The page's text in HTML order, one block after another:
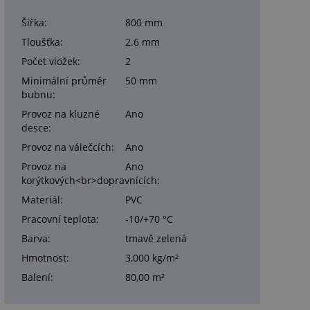
Šířka:
800 mm
Tloušťka:
2.6 mm
Počet vložek:
2
Minimální průměr
bubnu:
50 mm
Provoz na kluzné
desce:
Ano
Provoz na válečcích:
Ano
Provoz na
korýtkových<br>dopravnících:
Ano
Materiál:
PVC
Pracovní teplota:
-10/+70 °C
Barva:
tmavě zelená
Hmotnost:
3,000 kg/m²
Balení:
80,00 m²